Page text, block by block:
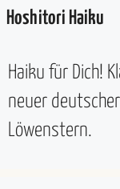
Hoshitori Haiku
Haiku für Dich!
neuer
Löwenstern.